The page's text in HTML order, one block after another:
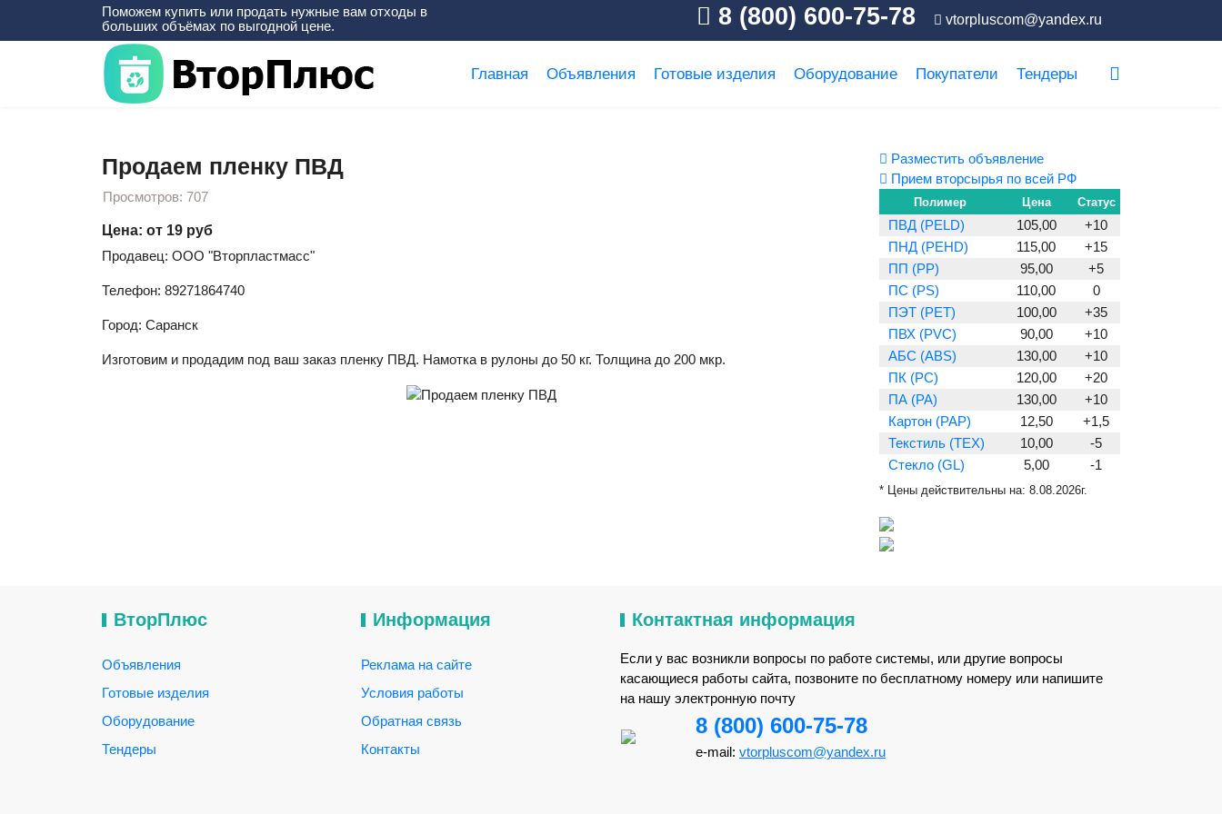
Поможем купить или продать нужные вам отходы в
больших объёмах по выгодной цене.
8 (800) 600-75-78 vtorpluscom@yandex.ru
Главная Объявления Готовые изделия Оборудование Покупатели Тендеры
Продаем пленку ПВД
Просмотров: 707
Цена: от 19 руб
Продавец: ООО "Вторпластмасс"
Телефон: 89271864740
Город: Саранск
Изготовим и продадим под ваш заказ пленку ПВД. Намотка в рулоны до 50 кг. Толщина до 200 мкр.
Разместить объявление
Прием вторсырья по всей РФ
Полимер Цена Статус
ПВД (PELD) 105,00
+10
ПНД (PEHD)
115,00
+15
ПП (PP)
95,00
+5
ПС (PS)
110,00
0
ПЭТ (PET)
100,00
+35
ПВХ (PVC)
90,00
+10
АБС (ABS)
130,00
+10
ПК (PC)
120,00
+20
ПА (PA)
130,00
+10
Картон (PAP)
12,50
+1,5
Текстиль (TEX)
10,00
-5
Стекло (GL)
5,00 -1
* Цены действительны на: 8.08.2026г.
ВторПлюс
Объявления
Готовые изделия
Оборудование
Тендеры
Информация
Реклама на сайте
Условия работы
Обратная связь
Контакты
Контактная информация
Если у вас возникли вопросы по работе системы, или другие вопросы
касающиеся работы сайта, позвоните по бесплатному номеру или напишите
на нашу электронную почту
8 (800) 600-75-78
e-mail: vtorpluscom@yandex.ru